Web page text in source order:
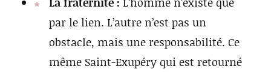
par le lien. L’autre n’est pas un
obstacle, mais une responsabilité. Ce
même Saint-Exupéry qui est retourné